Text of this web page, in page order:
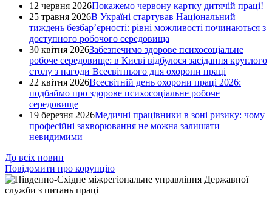
12 червня 2026Покажемо червону картку дитячій праці!
25 травня 2026В Україні стартував Національний
тиждень безбар’єрності: рівні можливості починаються з
доступного робочого середовища
30 квітня 2026Забезпечимо здорове психосоціальне
робоче середовище: в Києві відбулося засідання круглого
столу з нагоди Всесвітнього дня охорони праці
22 квітня 2026Всесвітній день охорони праці 2026:
подбаймо про здорове психосоціальне робоче
середовище
19 березня 2026Медичні працівники в зоні ризику: чому
професійні захворювання не можна залишати
невидимими
До всіх новин
Повідомити про корупцію